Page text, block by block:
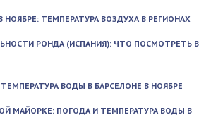
НОЯБРЕ: ТЕМПЕРАТУРА ВОЗДУХА В РЕГИОНАХ
РОНДА (ИСПАНИЯ): ЧТО ПОСМОТРЕТЬ В
ВОДЫ В БАРСЕЛОНЕ В НОЯБРЕ
МАЙОРКЕ: ПОГОДА И ТЕМПЕРАТУРА ВОДЫ В